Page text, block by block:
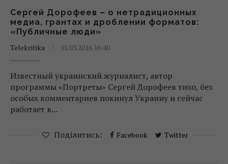
Сергей Дорофеев – о нетрадиционных
медиа, грантах и дроблении форматов:
«Публичные люди»
Telekritika
15.03.2016 16:40
Известный украинский журналист, автор
программы «Портреты» Сергей Дорофеев тихо, без
особых комментариев покинул Украину и сейчас
работает в...
Поділитись: Facebook Twitter